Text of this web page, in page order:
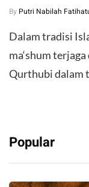
By Putri Nabilah
Dalam tradisi
ma‘shum
Qurthubi dalam
Popular